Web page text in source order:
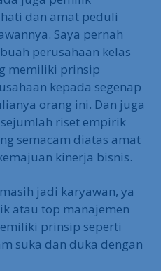
dan amat peduli
Saya pernah
perusahaan kelas
memiliki prinsip
kepada segenap
orang ini. Dan juga
riset empirik
semacam diatas amat
kinerja bisnis.
jadi karyawan, ya
atau top manajemen
prinsip seperti
suka dan duka dengan